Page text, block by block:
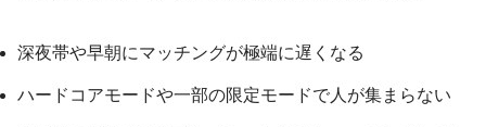
深夜帯や早朝にマッチングが極端に遅くなる
ハードコアモードや一部の限定モードで人が集まらない